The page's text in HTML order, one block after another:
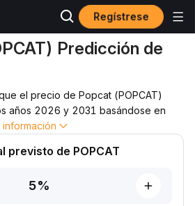
Regístrese
de precio de POPCAT
Predicción de
el precio de Popcat (POPCAT)
años 2026 y 2031 basándose en
información
previsto de POPCAT